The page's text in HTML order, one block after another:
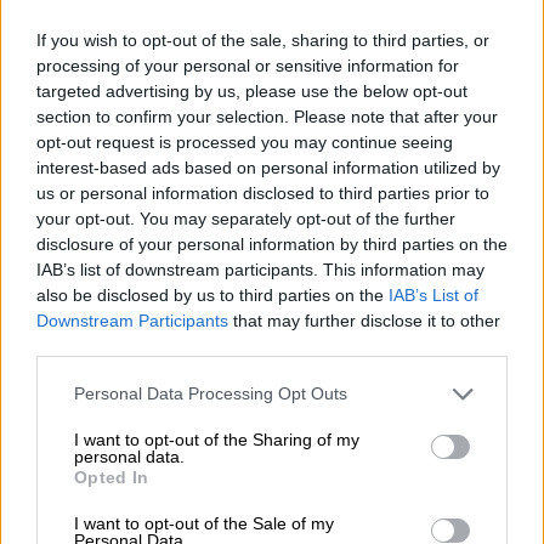
If you wish to opt-out of the sale, sharing to third parties, or
processing of your personal or sensitive information for
targeted advertising by us, please use the below opt-out
section to confirm your selection. Please note that after your
opt-out request is processed you may continue seeing
interest-based ads based on personal information utilized by
us or personal information disclosed to third parties prior to
your opt-out. You may separately opt-out of the further
disclosure of your personal information by third parties on the
IAB’s list of downstream participants. This information may
also be disclosed by us to third parties on the IAB’s List of
Downstream Participants that may further disclose it to other
Please note that this website/app uses one or more Google
not limited to your visit or usage behaviour. You may click to
grant or deny consent to Google and its third-party tags to
use your data for below specified purposes in below Google
consent section.
Personal Data Processing Opt Outs
I want to opt-out of the Sharing of my
personal data.
Opted In
I want to opt-out of the Sale of my
Personal Data.
περιπτώσεις που η καταβολή του αντιτίμου
έχει προσυμφωνηθεί στα πλαίσια
τμηματικής καταβολής αυτού (δόσεις)
μεταξύ των εκάστοτε συμβαλλόμενων
μερών, είτε μεταξύ ιδιωτών, είτε ιδιωτών
και Νομικού Προσώπου.
Οι πολίτεςμπορούν να επισκεφθούν την
ιστοσελίδα gov.gr,όπου μέσα από τη
διαδρομή Πολίτης και καθημερινότητα /
Μετακινήσεις / Άρση παρακράτησης
κυριότητας επιβατικού ή δικύκλου οχήματος
υπηρεσία. Διαφορετικά, μέσω της
διεύθυνσης
vehicles.services.gov.gr οι πολίτες μπορούν